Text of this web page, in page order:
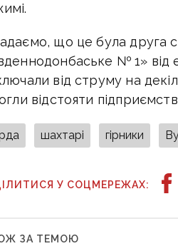
що це була друга
№ 1»
від струму на
відстояти
шахтарі гірники
У СОЦМЕРЕЖАХ:
ЗА ТЕМОЮ